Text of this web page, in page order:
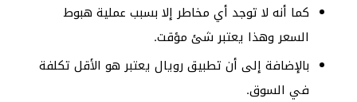
كما أنه لا توجد أي مخاطر إلا بسبب عملية هبوط
السعر وهذا يعتبر شئ مؤقت.
بالإضافة إلى أن تطبيق رويال يعتبر هو الأقل تكلفة
في السوق.